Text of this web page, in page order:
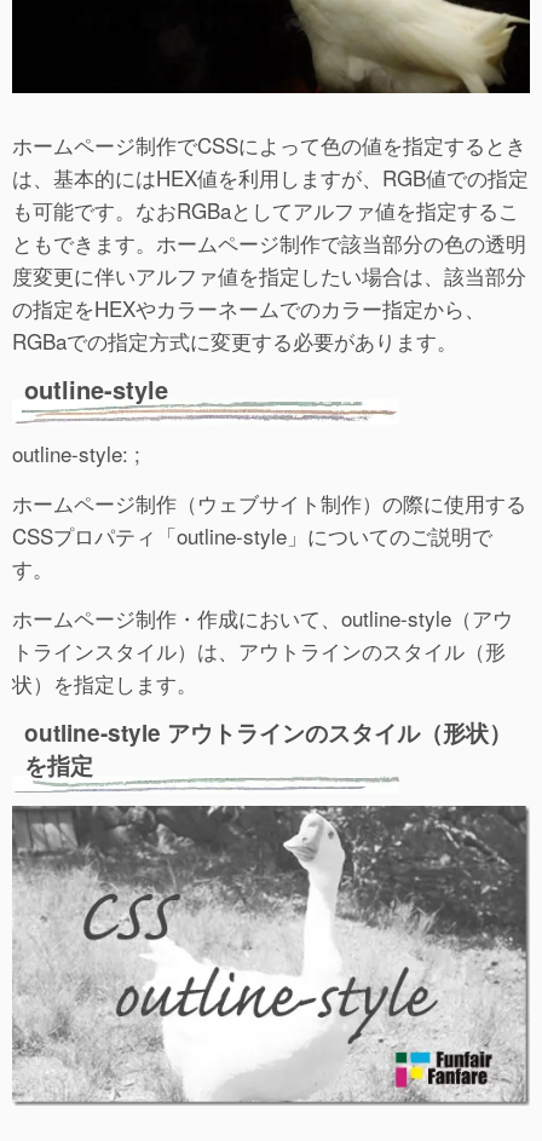
ホームページ制作でCSSによって色の値を指定するとき
は、基本的にはHEX値を利用しますが、RGB値での指定
も可能です。なおRGBaとしてアルファ値を指定するこ
ともできます。ホームページ制作で該当部分の色の透明
度変更に伴いアルファ値を指定したい場合は、該当部分
の指定をHEXやカラーネームでのカラー指定から、
RGBaでの指定方式に変更する必要があります。
outline-style
outline-style: ;
ホームページ制作（ウェブサイト制作）の際に使用する
CSSプロパティ「outline-style」についてのご説明で
す。
ホームページ制作・作成において、outline-style（アウ
トラインスタイル）は、アウトラインのスタイル（形
状）を指定します。
outline-style アウトラインのスタイル（形状）
を指定